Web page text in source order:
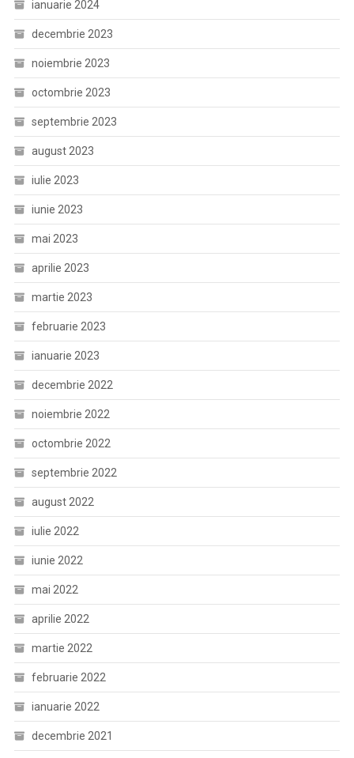
ianuarie 2024
decembrie 2023
noiembrie 2023
octombrie 2023
septembrie 2023
august 2023
iulie 2023
iunie 2023
mai 2023
aprilie 2023
martie 2023
februarie 2023
ianuarie 2023
decembrie 2022
noiembrie 2022
octombrie 2022
septembrie 2022
august 2022
iulie 2022
iunie 2022
mai 2022
aprilie 2022
martie 2022
februarie 2022
ianuarie 2022
decembrie 2021